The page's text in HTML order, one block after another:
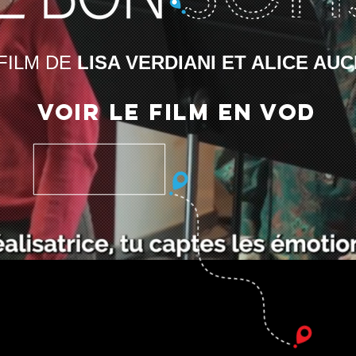
DELISA VERDIANI ET ALICE
VOIR LE FILM EN VOD